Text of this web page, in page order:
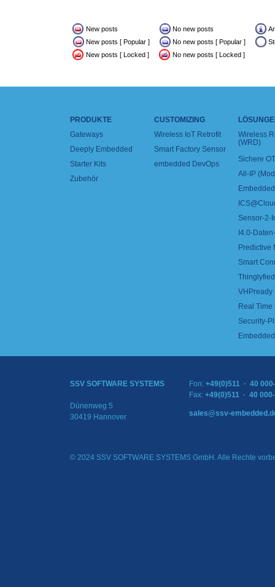
New posts No new posts
New posts [ Popular ]
No new posts [ Popular ]
New posts [ Locked ]
No new posts [ Locked ]
PRODUKTE
Gateways
Deeply Embedded
Starter Kits
Zubehör
CUSTOMIZING
Wireless IoT Retrofit
Smart Factory Sensor
embedded DevOps
Wireless
(WRD)
Sichere
All-IP
Sensor-2-
I4.0-
Predictive
Smart
VHPready
Real
Security-
SSV SOFTWARE SYSTEMS
Dünenweg 5
30419 Hannover
Fon: +49(0)511 · 40
Fax: +49(0)511 · 40
sales@ssv-
© 2024 SSV SOFTWARE SYSTEMS GmbH. Alle Rechte